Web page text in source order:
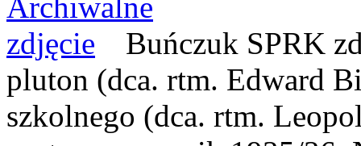
Buńczuk SPRK
pluton (dca. rtm. Edward
szkolnego (dca. rtm.